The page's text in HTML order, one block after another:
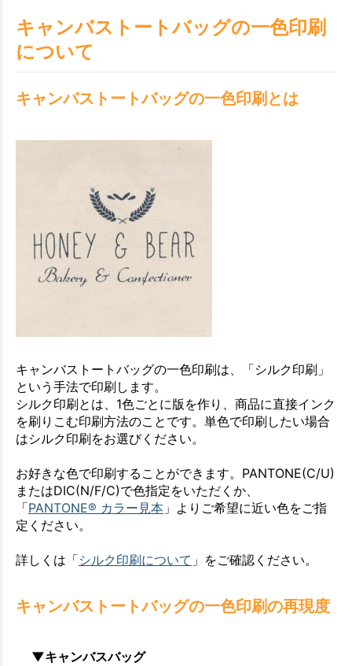
キャンバストートバッグの一色印刷
について
キャンバストートバッグの一色印刷とは
キャンバストートバッグの一色印刷は、「シルク印刷」
という手法で印刷します。
シルク印刷とは、1色ごとに版を作り、商品に直接インク
を刷りこむ印刷方法のことです。単色で印刷したい場合
はシルク印刷をお選びください。
お好きな色で印刷することができます。PANTONE(C/U)
またはDIC(N/F/C)で色指定をいただくか、
「PANTONE® カラー見本 」よりご希望に近い色をご指
定ください。
詳しくは「シルク印刷について 」をご確認ください。
キャンバストートバッグの一色印刷の再現度
▼キャンバスバッグ